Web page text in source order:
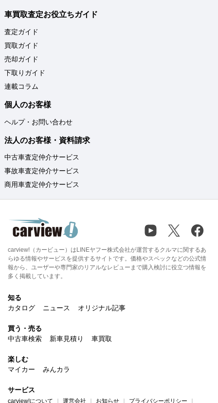
車買取査定お役立ちガイド
査定ガイド
買取ガイド
売却ガイド
下取りガイド
連載コラム
個人のお客様
ヘルプ・お問い合わせ
法人のお客様・資料請求
中古車査定仲介サービス
事故車査定仲介サービス
商用車査定仲介サービス
carview!（カービュー）はLINEヤフー株式会社が運営するクルマに関するあ
らゆる情報やサービスを提供するサイトです。価格やスペックなどの公式情
報から、ユーザーや専門家のリアルなレビューまで購入検討に役立つ情報を
多く掲載しています。
知る
カタログ
ニュース オリジナル記事
買う・売る
中古車検索
新車見積り 車買取
楽しむ
マイカー
みんカラ
サービス
carview!について 運営会社 お知らせ プライバシーポリシー